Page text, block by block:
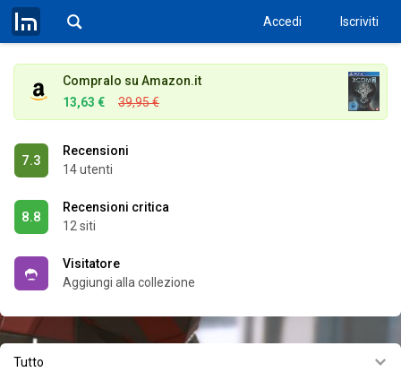
Accedi Iscriviti
XCOM è stata ormai dimenticata, deve fare il suo ritorno dalle
ombre per riprendere il controllo della Terra.
Compralo su Amazon.it
13,63 €
39,95 €
7.3
Recensioni
14 utenti
8.8
Recensioni critica
12 siti
Visitatore
Aggiungi alla collezione
Tutto